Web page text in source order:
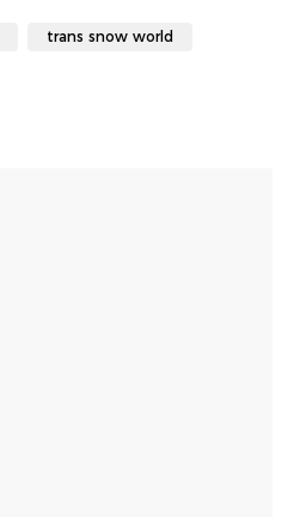
trans snow world